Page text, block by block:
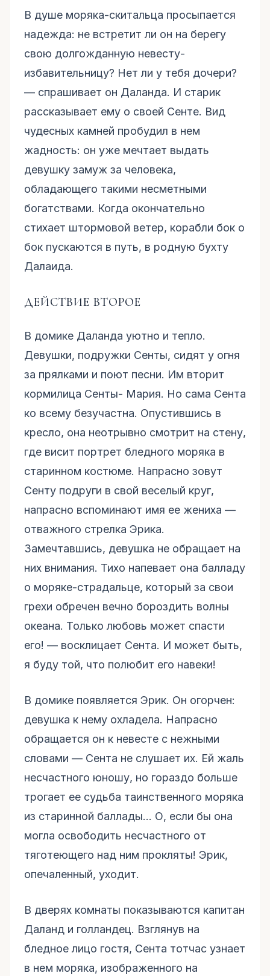
В душе моряка-скитальца просыпается
надежда: не встретит ли он на берегу
свою долгожданную невесту-
избавительницу? Нет ли у тебя дочери?
— спрашивает он Даланда. И старик
рассказывает ему о своей Сенте. Вид
чудесных камней пробудил в нем
жадность: он уже мечтает выдать
девушку замуж за человека,
обладающего такими несметными
богатствами. Когда окончательно
стихает штормовой ветер, корабли бок о
бок пускаются в путь, в родную бухту
Далаида.
ДЕЙСТВИЕ ВТОРОЕ
В домике Даланда уютно и тепло.
Девушки, подружки Сенты, сидят у огня
за прялками и поют песни. Им вторит
кормилица Сенты- Мария. Но сама Сента
ко всему безучастна. Опустившись в
кресло, она неотрывно смотрит на стену,
где висит портрет бледного моряка в
старинном костюме. Напрасно зовут
Сенту подруги в свой веселый круг,
напрасно вспоминают имя ее жениха —
отважного стрелка Эрика.
Замечтавшись, девушка не обращает на
них внимания. Тихо напевает она балладу
о моряке-страдальце, который за свои
грехи обречен вечно бороздить волны
океана. Только любовь может спасти
его! — восклицает Сента. И может быть,
я буду той, что полюбит его навеки!
В домике появляется Эрик. Он огорчен:
девушка к нему охладела. Напрасно
обращается он к невесте с нежными
словами — Сента не слушает их. Ей жаль
несчастного юношу, но гораздо больше
трогает ее судьба таинственного моряка
из старинной баллады... О, если бы она
могла освободить несчастного от
тяготеющего над ним прокляты! Эрик,
опечаленный, уходит.
В дверях комнаты показываются капитан
Даланд и голландец. Взглянув на
бледное лицо гостя, Сента тотчас узнает
в нем моряка, изображенного на